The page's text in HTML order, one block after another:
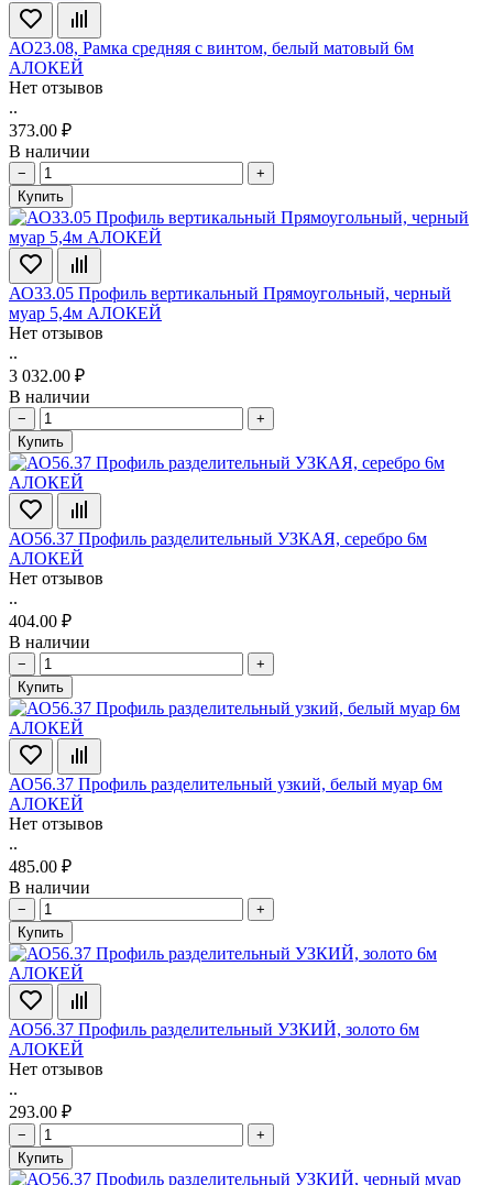
АО23.08, Рамка средняя с винтом, белый матовый 6м
АЛОКЕЙ
Нет отзывов
..
373.00 ₽
В наличии
−
+
Купить
АО33.05 Профиль вертикальный Прямоугольный, черный
муар 5,4м АЛОКЕЙ
Нет отзывов
..
3 032.00 ₽
В наличии
−
+
Купить
АО56.37 Профиль разделительный УЗКАЯ, серебро 6м
АЛОКЕЙ
Нет отзывов
..
404.00 ₽
В наличии
−
+
Купить
АО56.37 Профиль разделительный узкий, белый муар 6м
АЛОКЕЙ
Нет отзывов
..
485.00 ₽
В наличии
−
+
Купить
АО56.37 Профиль разделительный УЗКИЙ, золото 6м
АЛОКЕЙ
Нет отзывов
..
293.00 ₽
−
+
Купить